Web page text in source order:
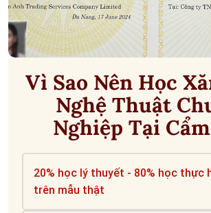
Vì Sao Nên Học
Nghệ Thuật
Nghiệp Tại
20% học lý thuyết - 80% học thực
trên mẫu thật